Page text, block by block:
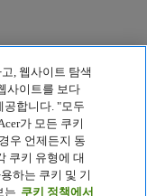
, 웹사이트 탐색
사이트를 보다
공합니다. "모두
가 모든 쿠키
우 언제든지 동
쿠키 유형에 대
하는 쿠키 및 기
는 쿠키 정책에서